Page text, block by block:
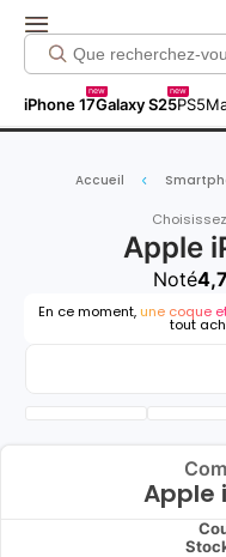
iPhone 17
new
Galaxy S25
new
PS5
Accueil
Apple
Noté
En ce moment, une coque
tout
Apple